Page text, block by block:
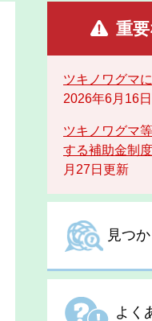
重
ツキノワグマ
2026年6月16
ツキノワグマ
する補助金制
月27日更新
見つ
よく